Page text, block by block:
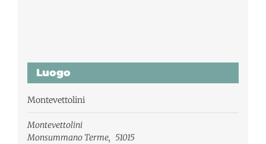
Luogo
Montevettolini
Montevettolini
Monsummano Terme, 51015